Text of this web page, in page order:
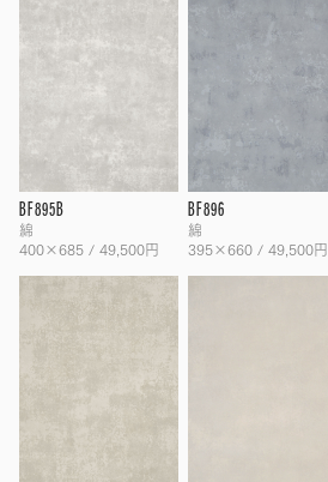
BF895B
綿
400×685 / 49,500円
BF896
綿
395×660 / 49,500円